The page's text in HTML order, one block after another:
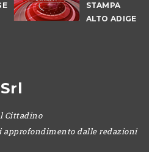
STAMPA
ALTO ADIGE
Cittadino
dalle redazioni